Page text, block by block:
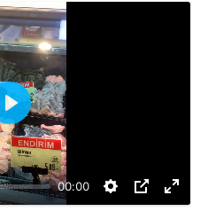
00:00
Воспроизвести